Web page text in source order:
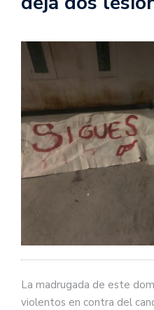
La madrugada de este
violentos en contra del